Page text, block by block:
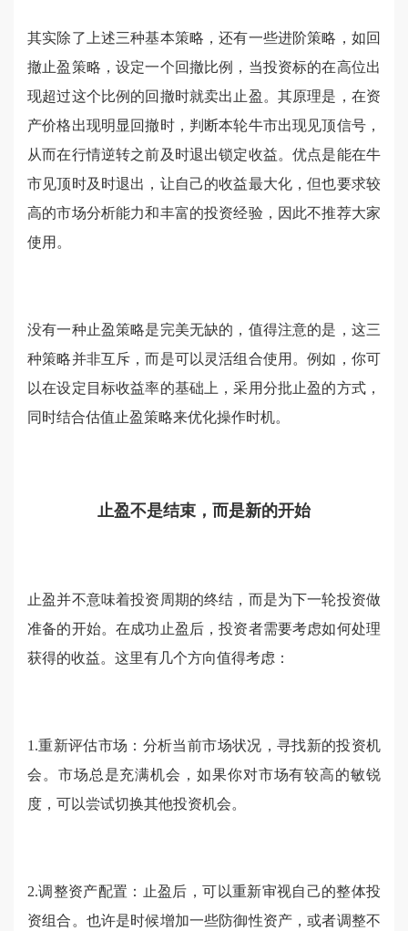
其实除了上述三种基本策略，还有一些进阶策略，如回
撤止盈策略，设定一个回撤比例，当投资标的在高位出
现超过这个比例的回撤时就卖出止盈。其原理是，在资
产价格出现明显回撤时，判断本轮牛市出现见顶信号，
从而在行情逆转之前及时退出锁定收益。优点是能在牛
市见顶时及时退出，让自己的收益最大化，但也要求较
高的市场分析能力和丰富的投资经验，因此不推荐大家
使用。
没有一种止盈策略是完美无缺的，值得注意的是，这三
种策略并非互斥，而是可以灵活组合使用。例如，你可
以在设定目标收益率的基础上，采用分批止盈的方式，
同时结合估值止盈策略来优化操作时机。
止盈不是结束，而是新的开始
止盈并不意味着投资周期的终结，而是为下一轮投资做
准备的开始。在成功止盈后，投资者需要考虑如何处理
获得的收益。这里有几个方向值得考虑：
1.重新评估市场：分析当前市场状况，寻找新的投资机
会。市场总是充满机会，如果你对市场有较高的敏锐
度，可以尝试切换其他投资机会。
2.调整资产配置：止盈后，可以重新审视自己的整体投
资组合。也许是时候增加一些防御性资产，或者调整不